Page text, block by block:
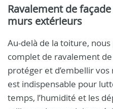
Ravalement de
murs extérieurs
Au-delà de la toiture,
complet de ravalement
protéger et d’embellir
est indispensable pour
temps, l’humidité et les